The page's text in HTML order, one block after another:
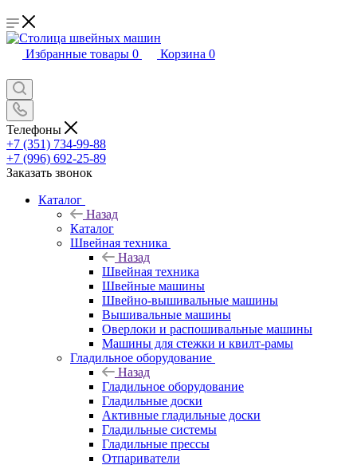
Избранные товары 0 Корзина 0
Телефоны
+7 (351) 734-99-88
+7 (996) 692-25-89
Заказать звонок
Каталог
Назад
Каталог
Швейная техника
Назад
Швейная техника
Швейные машины
Швейно-вышивальные машины
Вышивальные машины
Оверлоки и распошивальные машины
Машины для стежки и квилт-рамы
Гладильное оборудование
Назад
Гладильное оборудование
Гладильные доски
Активные гладильные доски
Гладильные системы
Гладильные прессы
Отпариватели